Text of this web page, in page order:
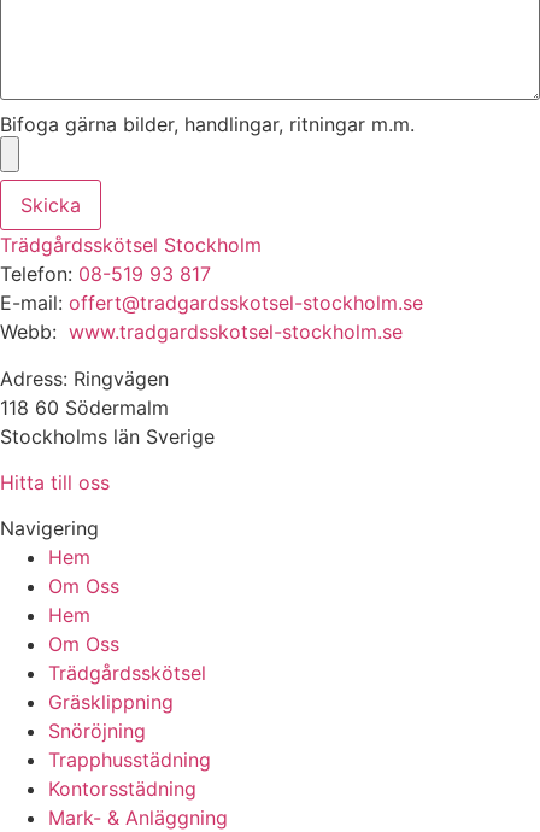
Bifoga gärna bilder, handlingar, ritningar m.m.
Skicka
Trädgårdsskötsel Stockholm
Telefon: 08-519 93 817
E-mail: offert@tradgardsskotsel-stockholm.se
Webb: www.tradgardsskotsel-stockholm.se
Adress: Ringvägen
118 60 Södermalm
Stockholms län Sverige
Hitta till oss
Navigering
Hem
Om Oss
Hem
Om Oss
Trädgårdsskötsel
Gräsklippning
Snöröjning
Trapphusstädning
Kontorsstädning
Mark- & Anläggning